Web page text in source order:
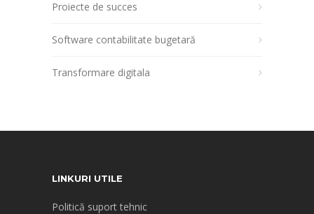
Proiecte de succes
Software contabilitate bugetară
Transformare digitala
LINKURI UTILE
Politică suport tehnic